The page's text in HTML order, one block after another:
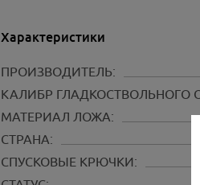
Характеристики
ПРОИЗВОДИТЕЛЬ:
КАЛИБР ГЛАДКОСТВОЛЬНОГО
МАТЕРИАЛ ЛОЖА:
СТРАНА:
СПУСКОВЫЕ КРЮЧКИ: